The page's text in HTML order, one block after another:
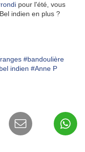
pour l'été, vous
indien en plus ?
#bandoulière
indien #Anne P